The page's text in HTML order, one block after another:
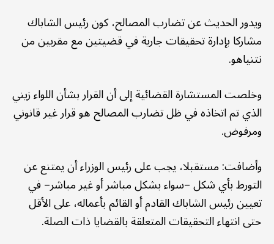
ويدور الحديث عن تضارب المصالح، كون رئيس الشاباك
مشاركا بإدارة تحقيقات جارية في قضيتين مع مقربين من
نتنياهو.
وخلصت المستشارة القضائية إلى أن القرار بشأن اللواء زيني
الذي تم اتخاذه في ظل تضارب المصالح هو قرار غير قانوني
ومرفوض.
وأضافت: مستقبلا، يجب على رئيس الوزراء أن يمتنع عن
التورط بأي شكل –سواء بشكل مباشر أو غير مباشر– في
تعيين رئيس الشاباك القادم أو القائم بأعماله، على الأقل
حتى انتهاء التحقيقات المتعلقة بالقضايا ذات الصلة.